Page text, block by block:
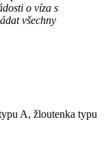
o víza s
všechny
A, žloutenka typu